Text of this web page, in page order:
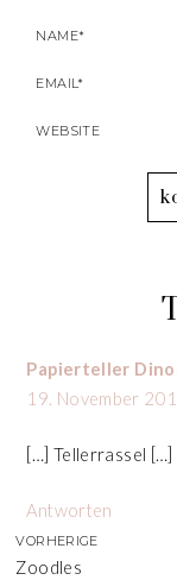
Papierteller
19. November
[…] Tellerrassel […]
Antworten
VORHERIGE
Zoodles